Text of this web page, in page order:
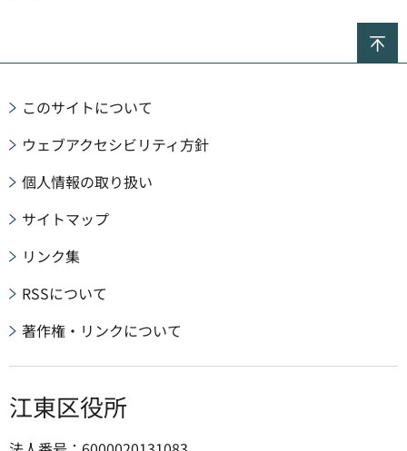
このサイトについて
ウェブアクセシビリティ方針
個人情報の取り扱い
サイトマップ
リンク集
RSSについて
著作権・リンクについて
江東区役所